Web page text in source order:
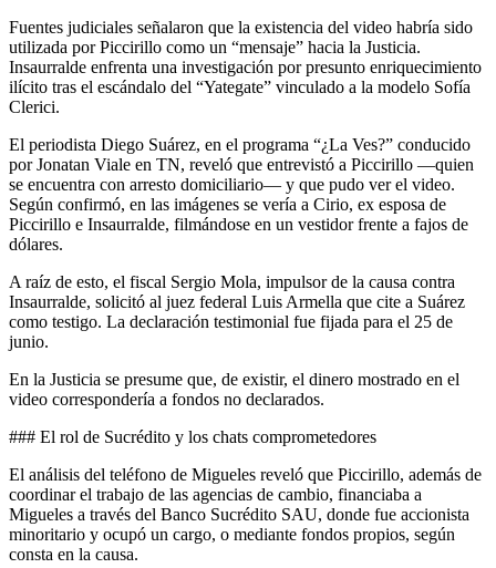
Fuentes judiciales señalaron que la existencia del video habría sido
utilizada por Piccirillo como un “mensaje” hacia la Justicia.
Insaurralde enfrenta una investigación por presunto enriquecimiento
ilícito tras el escándalo del “Yategate” vinculado a la modelo Sofía
Clerici.
El periodista Diego Suárez, en el programa “¿La Ves?” conducido
por Jonatan Viale en TN, reveló que entrevistó a Piccirillo —quien
se encuentra con arresto domiciliario— y que pudo ver el video.
Según confirmó, en las imágenes se vería a Cirio, ex esposa de
Piccirillo e Insaurralde, filmándose en un vestidor frente a fajos de
dólares.
A raíz de esto, el fiscal Sergio Mola, impulsor de la causa contra
Insaurralde, solicitó al juez federal Luis Armella que cite a Suárez
como testigo. La declaración testimonial fue fijada para el 25 de
junio.
En la Justicia se presume que, de existir, el dinero mostrado en el
video correspondería a fondos no declarados.
### El rol de Sucrédito y los chats comprometedores
El análisis del teléfono de Migueles reveló que Piccirillo, además de
coordinar el trabajo de las agencias de cambio, financiaba a
Migueles a través del Banco Sucrédito SAU, donde fue accionista
minoritario y ocupó un cargo, o mediante fondos propios, según
consta en la causa.